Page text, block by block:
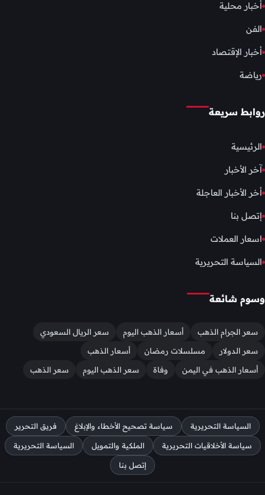
أخبار محلية
الفن
أخبار الإقتصاد
رياضة
روابط سريعة
الرئيسية
آخر الأخبار
أخر الأخبار العاجلة
إتصل بنا
اسعار العملات
السياسة التحريرية
وسوم شائعة
سعر الجرام الذهب أسعار الذهب اليوم
سعر الريال السعودي
سعر الدولار
مسلسلات رمضان
أسعار الذهب
أسعار الذهب في اليمن
وفاة سعر الذهب اليوم سعر الذهب
السياسة التحريرية سياسة تصحيح الأخطاء والإبلاغ فريق التحرير
سياسة الأخلاقيات التحريرية الملكية والتمويل السياسة التحريرية
إتصل بنا